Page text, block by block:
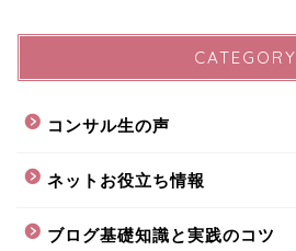
CATEGORY
コンサル生の声
ネットお役立ち情報
ブログ基礎知識と実践のコツ